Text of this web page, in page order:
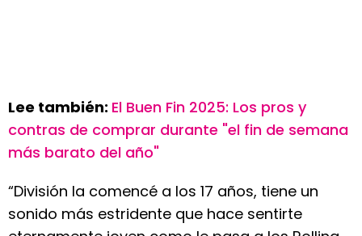
Lee también: El Buen Fin 2025: Los pros y
contras de comprar durante "el fin de semana
más barato del año"
“División la comencé a los 17 años, tiene un
sonido más estridente que hace sentirte